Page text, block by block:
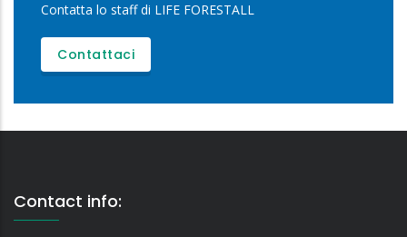
Contatta lo staff di LIFE FORESTALL
Contattaci
Contact info: